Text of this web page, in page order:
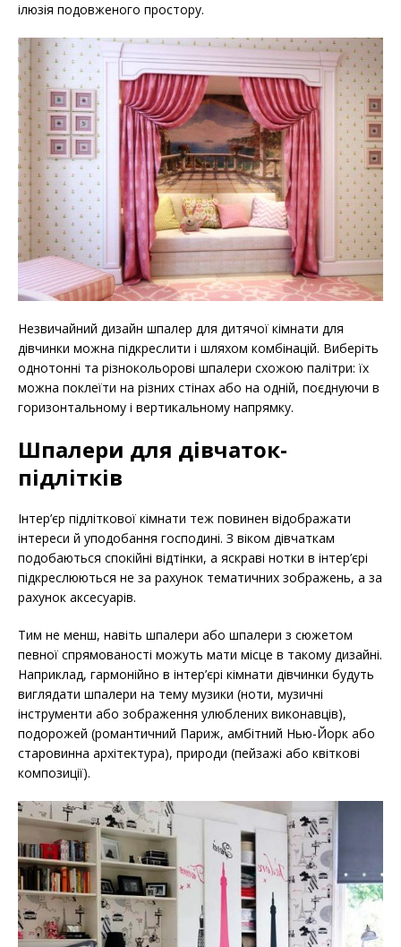
ілюзія подовженого простору.
Незвичайний дизайн шпалер для дитячої кімнати для
дівчинки можна підкреслити і шляхом комбінацій. Виберіть
однотонні та різнокольорові шпалери схожою палітри: їх
можна поклеїти на різних стінах або на одній, поєднуючи в
горизонтальному і вертикальному напрямку.
Шпалери для дівчаток-
підлітків
Інтер’єр підліткової кімнати теж повинен відображати
інтереси й уподобання господині. З віком дівчаткам
подобаються спокійні відтінки, а яскраві нотки в інтер’єрі
підкреслюються не за рахунок тематичних зображень, а за
рахунок аксесуарів.
Тим не менш, навіть шпалери або шпалери з сюжетом
певної спрямованості можуть мати місце в такому дизайні.
Наприклад, гармонійно в інтер’єрі кімнати дівчинки будуть
виглядати шпалери на тему музики (ноти, музичні
інструменти або зображення улюблених виконавців),
подорожей (романтичний Париж, амбітний Нью-Йорк або
старовинна архітектура), природи (пейзажі або квіткові
композиції).